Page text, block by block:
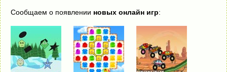
Сообщаем о появлении новых онлайн игр: